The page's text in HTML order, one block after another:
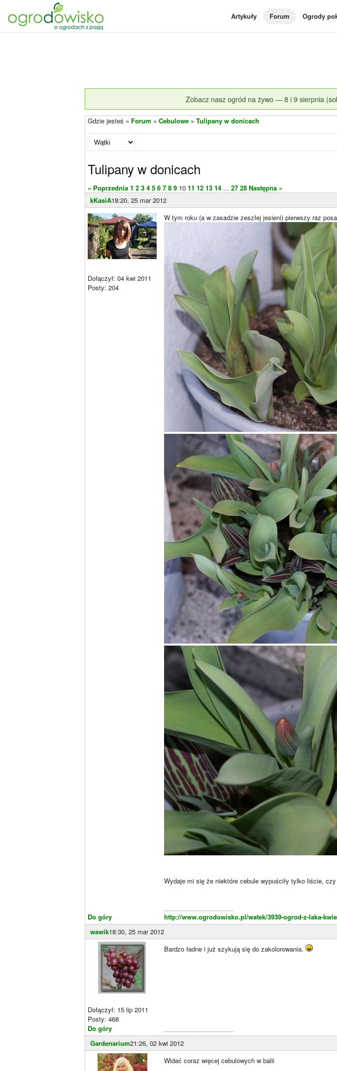
Artykuły Forum Ogrody
Zobacz nasz ogród na żywo — 8 i 9 sierpnia
Gdzie jesteś » Forum » Cebulowe » Tulipany w donicach
Tulipany w donicach
« Poprzednia 1 2 3 4 5 6 7 8 9 10 11 12 13 14 ... 27 28 Następna »
kKasiA18:20, 25 mar 2012
Dołączył: 04 kwi 2011
Posty: 204
Do góry
W tym roku (a w zasadzie zeszłej jesieni) pierwszy raz
Wydaje mi się że niektóre cebule wypuściły tylko liście,
http://www.ogrodowisko.pl/watek/3939-ogrod-z-laka-
wawik18:30, 25 mar 2012
Dołączył: 15 lip 2011
Posty: 468
Do góry
Bardzo ładne i już szykują się do zakolorowania.
Gardenarium21:26, 02 kwi 2012
Widać coraz więcej cebulowych w balii